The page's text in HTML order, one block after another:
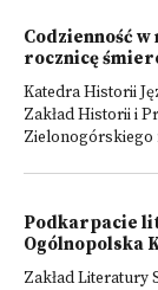
Codzienność
rocznicę
Katedra Historii
Zakład Historii i
Zielonogórskiego
Podkarpacie
Ogólnopolska
Zakład Literatury